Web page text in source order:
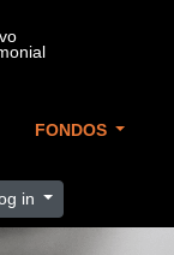
FONDOS
in